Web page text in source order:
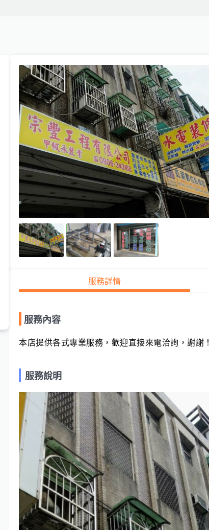
服務詳情
服務內容
本店提供各式專業服務，歡迎直接來電洽詢，謝謝！
服務說明